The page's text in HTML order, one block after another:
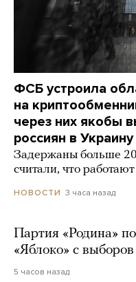
ФСБ устроила
на
через них якобы
россиян в Украину
Задержаны больше
считали, что
НОВОСТИ 3 часа назад
Партия «Родина»
«Яблоко» с
5 часов назад